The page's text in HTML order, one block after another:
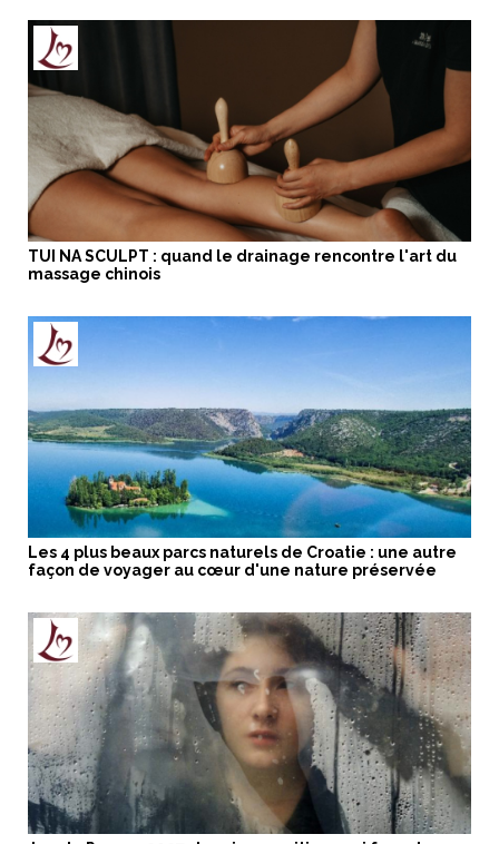
TUI NA SCULPT : quand le drainage rencontre l'art du
massage chinois
Les 4 plus beaux parcs naturels de Croatie : une autre
façon de voyager au cœur d'une nature préservée